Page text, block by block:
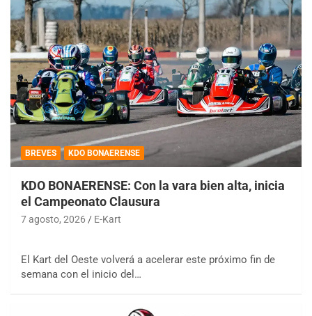
BREVES KDO BONAERENSE
KDO BONAERENSE: Con la vara bien alta, inicia
el Campeonato Clausura
7 agosto, 2026 E-Kart
El Kart del Oeste volverá a acelerar este próximo fin de
semana con el inicio del…